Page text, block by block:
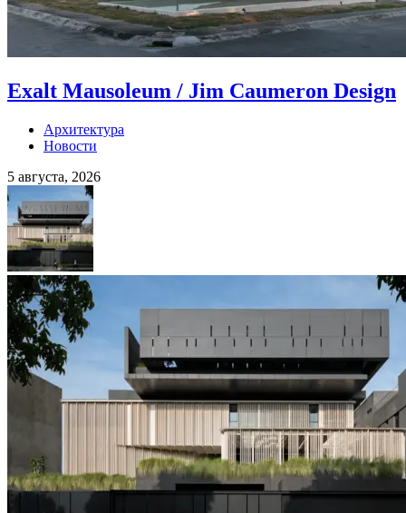
Exalt Mausoleum / Jim Caumeron Design
Архитектура
Новости
5 августа, 2026